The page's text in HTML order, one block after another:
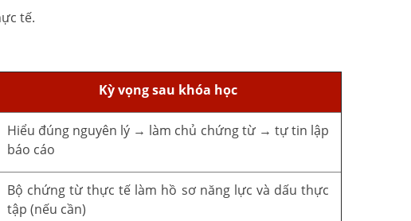
tế.
Kỳ vọng sau khóa học
Hiểu đúng nguyên lý → làm chủ chứng từ → tự tin lập
báo cáo
Bộ chứng từ thực tế làm hồ sơ năng lực và dấu thực
tập (nếu cần)